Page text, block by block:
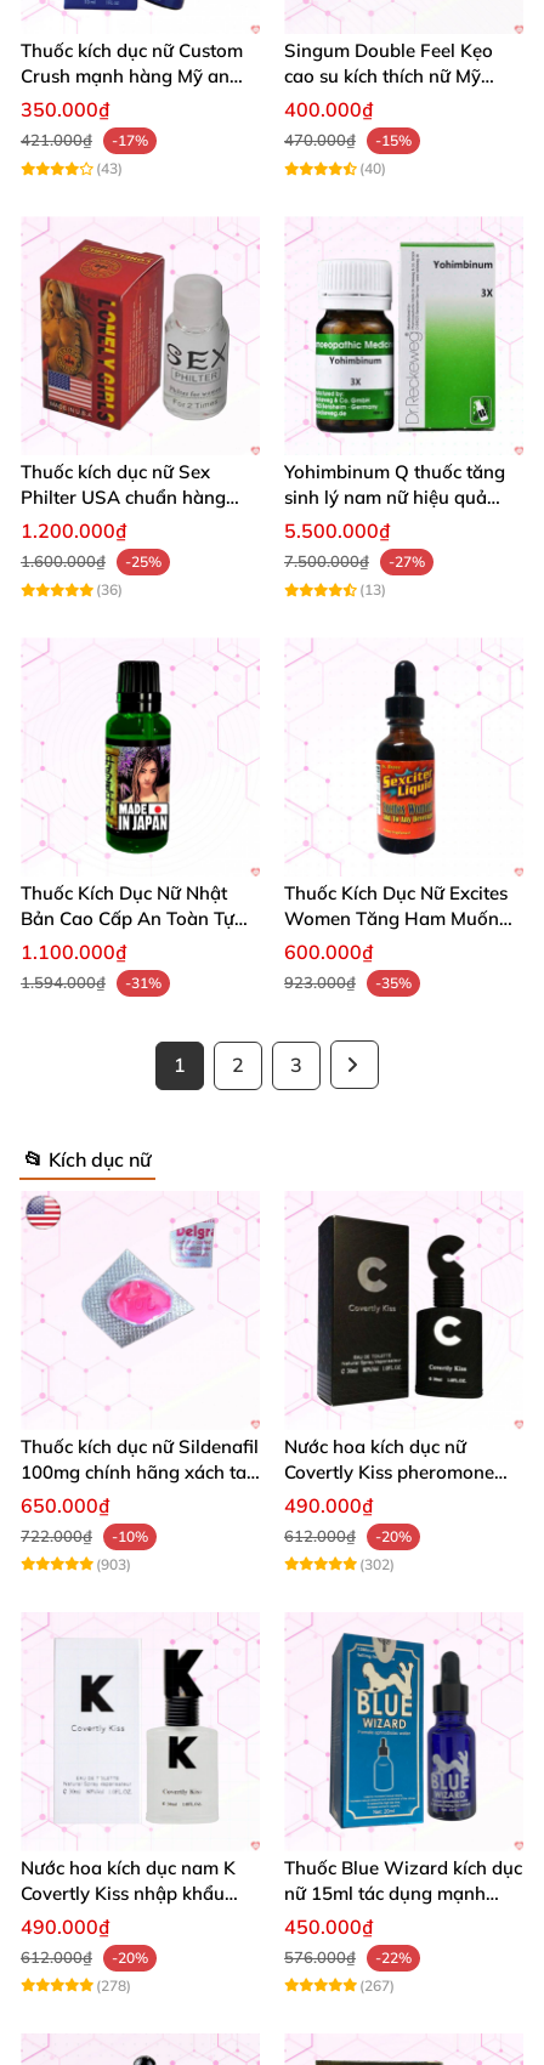
Thuốc kích dục nữ Custom
Crush mạnh hàng Mỹ an
toàn dễ dùng
350.000₫
421.000₫
-17%
(43)
Singum Double Feel Kẹo
cao su kích thích nữ Mỹ
chính hãng mua ngay
400.000₫
470.000₫
-15%
(40)
Thuốc kích dục nữ Sex
Philter USA chuẩn hàng
xách tay 10ml không mùi
tăng ham muốn
1.200.000₫
1.600.000₫
-25%
(36)
Yohimbinum Q thuốc tăng
sinh lý nam nữ hiệu quả
10g 20g mua ngay
5.500.000₫
7.500.000₫
-27%
(13)
Thuốc Kích Dục Nữ Nhật
Bản Cao Cấp An Toàn Tự
Nhiên
1.100.000₫
1.594.000₫ -31%
Thuốc Kích Dục Nữ Excites
Women Tăng Ham Muốn
Lên Đỉnh
600.000₫
923.000₫ -35%
1 2 3
📂 Kích dục nữ
Thuốc kích dục nữ Sildenafil
100mg chính hãng xách tay
Mỹ
650.000₫
722.000₫
-10%
(903)
Nước hoa kích dục nữ
Covertly Kiss pheromone
hấp dẫn cao cấp
490.000₫
612.000₫
-20%
(302)
Nước hoa kích dục nam K
Covertly Kiss nhập khẩu
hàng chính hãng
490.000₫
612.000₫
-20%
(278)
Thuốc Blue Wizard kích dục
nữ 15ml tác dụng mạnh
chính hãng
450.000₫
576.000₫
-22%
(267)